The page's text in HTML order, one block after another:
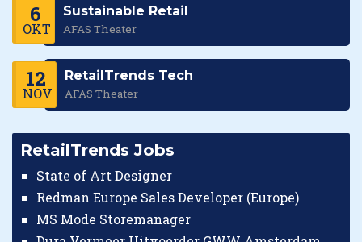
6
OKT
Sustainable Retail
AFAS Theater
12
NOV
RetailTrends Tech
AFAS Theater
RetailTrends Jobs
State of Art Designer
Redman Europe Sales Developer (Europe)
MS Mode Storemanager